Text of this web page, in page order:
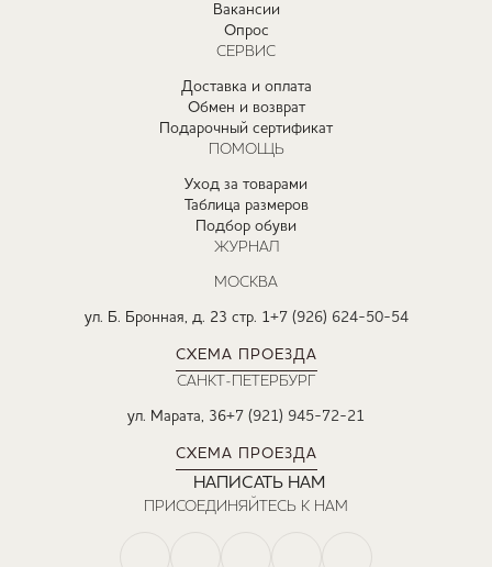
Вакансии
Опрос
СЕРВИС
Доставка и оплата
Обмен и возврат
Подарочный сертификат
ПОМОЩЬ
Уход за товарами
Таблица размеров
Подбор обуви
ЖУРНАЛ
МОСКВА
ул. Б. Бронная, д. 23 стр. 1+7 (926) 624-50-54
СХЕМА ПРОЕЗДА
САНКТ-ПЕТЕРБУРГ
ул. Марата, 36+7 (921) 945-72-21
СХЕМА ПРОЕЗДА
НАПИСАТЬ НАМ
ПРИСОЕДИНЯЙТЕСЬ К НАМ